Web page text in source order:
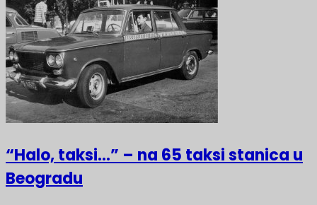
“Halo, taksi…” – na 65 taksi stanica u
Beogradu